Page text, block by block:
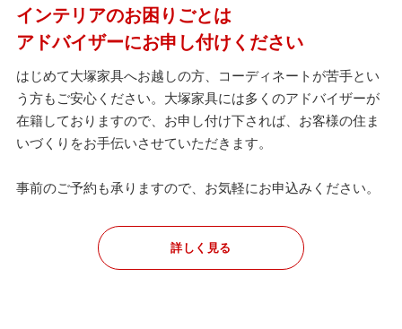
インテリアのお困りごとは
アドバイザーにお申し付けください
はじめて大塚家具へお越しの方、コーディネートが苦手とい
う方もご安心ください。大塚家具には多くのアドバイザーが
在籍しておりますので、お申し付け下されば、お客様の住ま
いづくりをお手伝いさせていただきます。
事前のご予約も承りますので、お気軽にお申込みください。
詳しく見る